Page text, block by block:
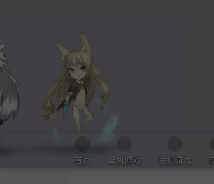
首页 单机游戏 联机游戏